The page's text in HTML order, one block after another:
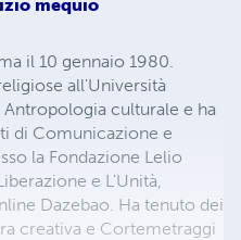
mequio
il 10 gennaio 1980.
all'Università
Antropologia culturale e ha
di Comunicazione e
la Fondazione Lelio
e L'Unità,
Dazebao. Ha tenuto dei
creativa e Cortemetraggi